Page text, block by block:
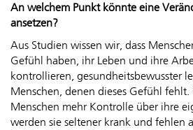
An welchem Punkt könnte eine
ansetzen?
Aus Studien wissen wir, dass
Gefühl haben, ihr Leben und ihre
kontrollieren, gesundheitsbewusster
Menschen, denen dieses Gefühl
Menschen mehr Kontrolle über ihre
werden sie seltener krank und fehlen